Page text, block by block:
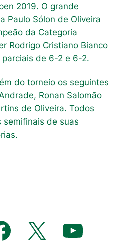
2019. O grande
Paulo Sólon de Oliveira
da Categoria
Rodrigo Cristiano Bianco
de 6-2 e 6-2.
do torneio os seguintes
Ronan Salomão
de Oliveira. Todos
semifinais de suas
X YouTube